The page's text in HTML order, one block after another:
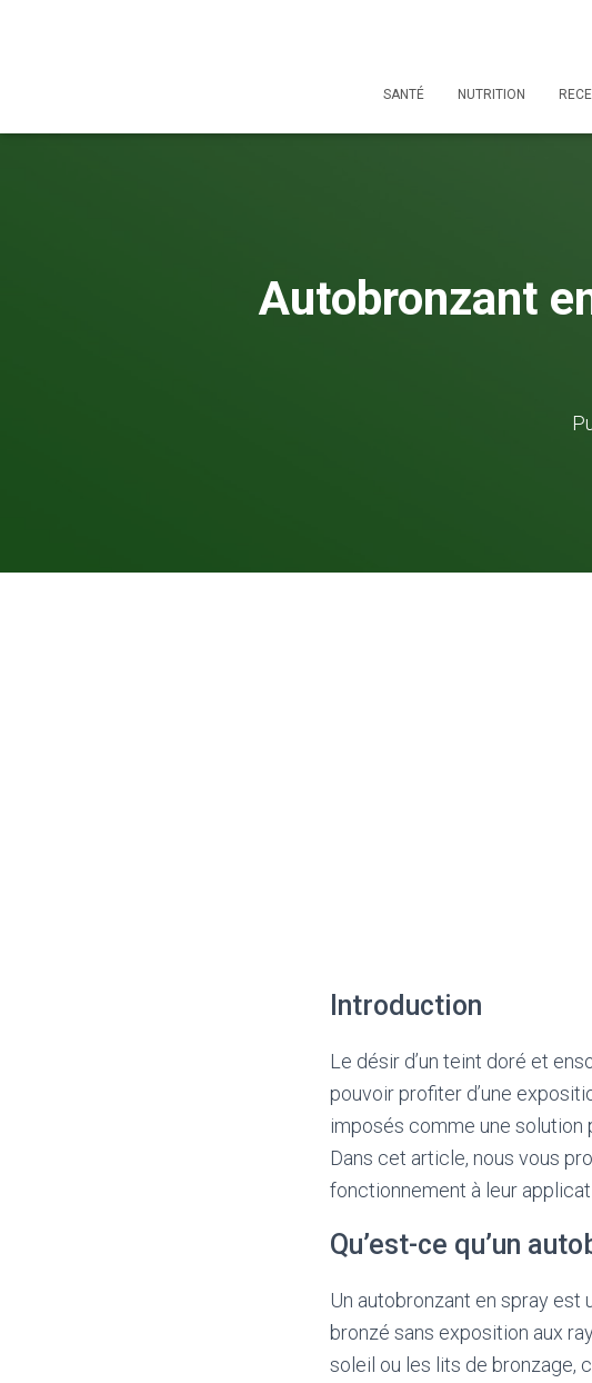
SANTÉ NUTRITION
Autobronzant
Introduction
Le désir d’un teint doré et
pouvoir profiter d’une
imposés comme une
Dans cet article, nous vous
fonctionnement à leur
Qu’est-ce qu’un
Un autobronzant en spray
bronzé sans exposition aux
soleil ou les lits de bronzage,